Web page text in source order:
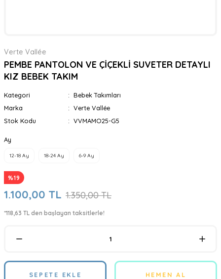
Verte Vallée
PEMBE PANTOLON VE ÇİÇEKLİ SUVETER DETAYLI
KIZ BEBEK TAKIM
Kategori
Bebek Takımları
Marka
Verte Vallée
Stok Kodu
VVMAMO25-G5
Ay
12-18 Ay 18-24 Ay 6-9 Ay
%19
1.100,00 TL 1.350,00 TL
*118,63 TL den başlayan taksitlerle!
SEPETE EKLE HEMEN AL